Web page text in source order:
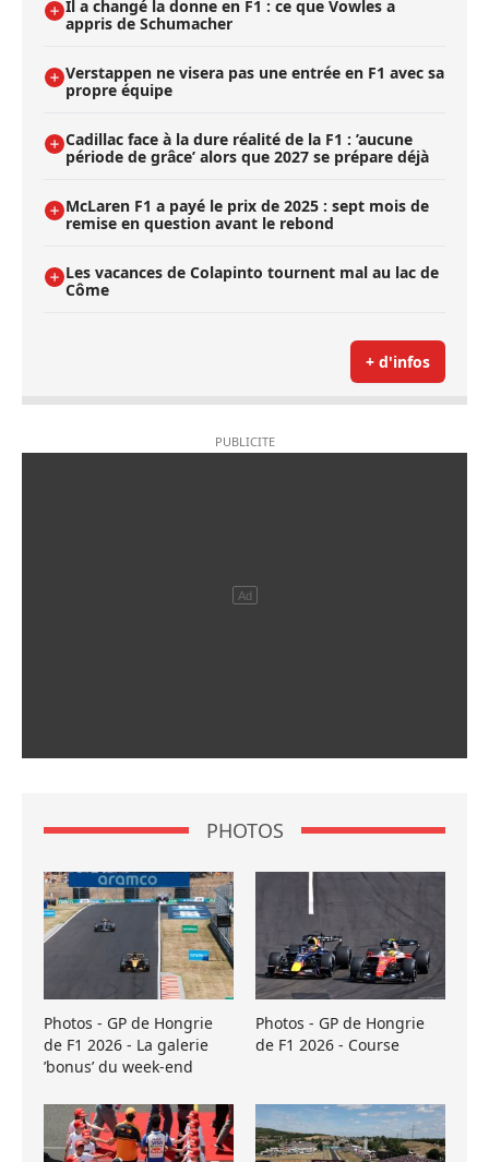
Il a changé la donne en F1 : ce que Vowles a
appris de Schumacher
Verstappen ne visera pas une entrée en F1 avec sa
propre équipe
Cadillac face à la dure réalité de la F1 : ’aucune
période de grâce’ alors que 2027 se prépare déjà
McLaren F1 a payé le prix de 2025 : sept mois de
remise en question avant le rebond
Les vacances de Colapinto tournent mal au lac de
Côme
+ d'infos
PHOTOS
Photos - GP de Hongrie
de F1 2026 - La galerie
’bonus’ du week-end
Photos - GP de Hongrie
de F1 2026 - Course